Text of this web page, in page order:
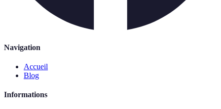
Navigation
Accueil
Blog
Informations